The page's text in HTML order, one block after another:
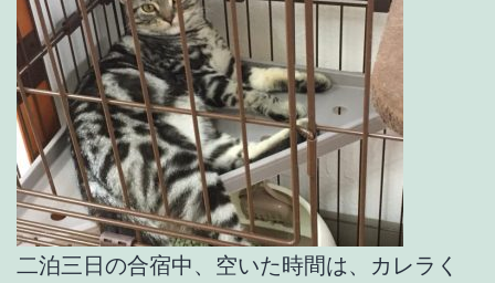
二泊三日の合宿中、空いた時間は、カレラく